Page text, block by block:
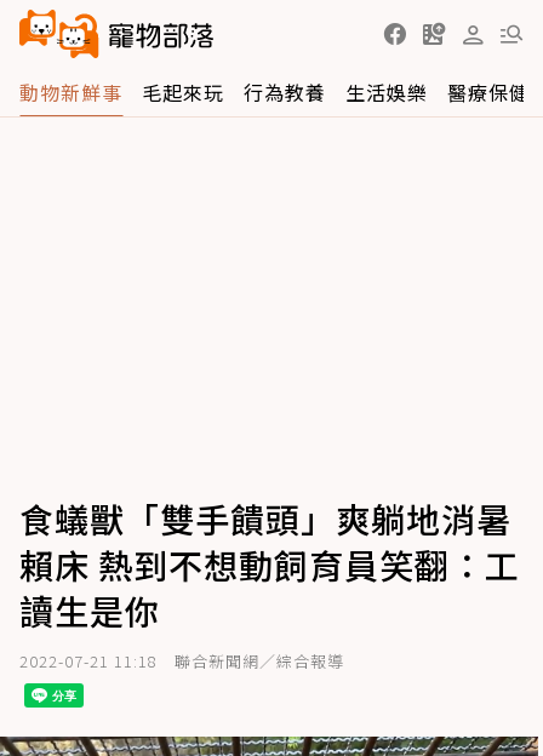
動物新鮮事 毛起來玩 行為教養 生活娛樂 醫療保健
食蟻獸「雙手饋頭」爽躺地消暑
賴床 熱到不想動飼育員笑翻：工
讀生是你
2022-07-21 11:18 聯合新聞網／綜合報導